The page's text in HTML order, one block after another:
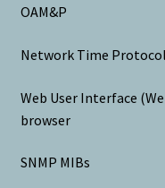
OAM&P
Network Time
Web User Interface
browser
SNMP MIBs